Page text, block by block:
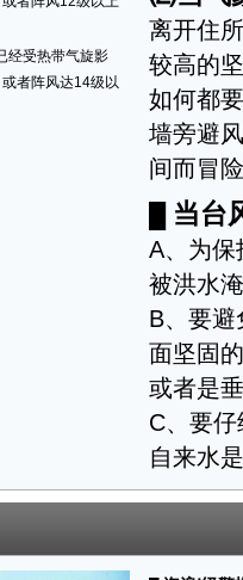
经受热带气旋影
者阵风达14级以
离开住
较高的
如何都
墙旁避
间而冒
当台
A、为保
被洪水
B、要
面坚固
或者是
C、要
自来水